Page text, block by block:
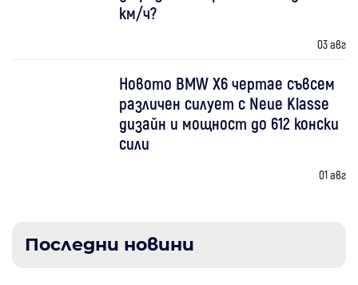
км/ч?
03 авг
Новото BMW X6 чертае съвсем
различен силует с Neue Klasse
дизайн и мощност до 612 конски
сили
01 авг
Последни новини